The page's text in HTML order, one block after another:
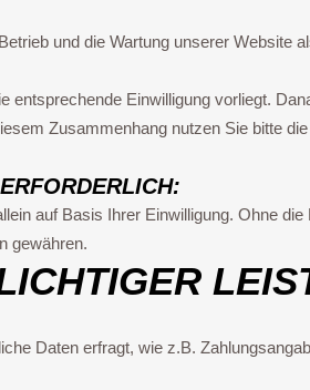
und die Wartung unserer Website
entsprechende Einwilligung vorliegt.
Zusammenhang nutzen Sie bitte
auf Basis Ihrer Einwilligung. Ohne
gewähren.
Daten erfragt, wie z.B.